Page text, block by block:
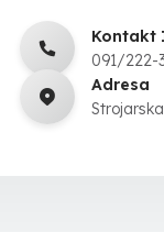
Kontakt
091/222-
Adresa